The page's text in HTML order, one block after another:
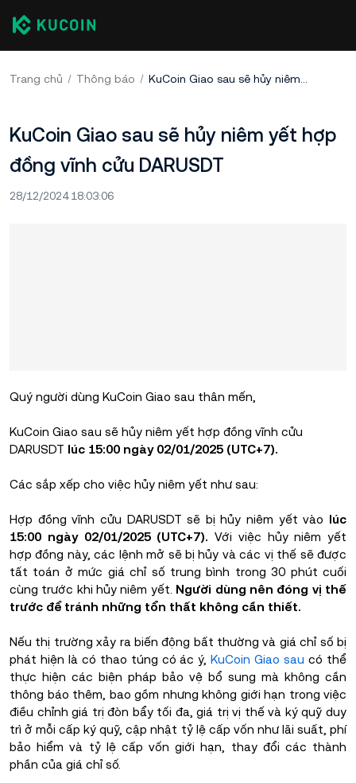
Trang chủ Thông báo KuCoin Giao sau sẽ hủy niêm yết hợp đồng vĩnh cửu DARUSDT
KuCoin Giao sau sẽ hủy niêm yết hợp
đồng vĩnh cửu DARUSDT
28/12/2024 18:03:06
Quý người dùng KuCoin Giao sau thân mến,
KuCoin Giao sau sẽ hủy niêm yết hợp đồng vĩnh cửu
DARUSDT lúc 15:00 ngày 02/01/2025 (UTC+7).
Các sắp xếp cho việc hủy niêm yết như sau:
Hợp đồng vĩnh cửu DARUSDT sẽ bị hủy niêm yết vào lúc
15:00 ngày 02/01/2025 (UTC+7). Với việc hủy niêm yết
hợp đồng này, các lệnh mở sẽ bị hủy và các vị thế sẽ được
tất toán ở mức giá chỉ số trung bình trong 30 phút cuối
cùng trước khi hủy niêm yết. Người dùng nên đóng vị thế
trước để tránh những tổn thất không cần thiết.
Nếu thị trường xảy ra biến động bất thường và giá chỉ số bị
phát hiện là có thao túng có ác ý,KuCoin Giao sau có thể
thực hiện các biện pháp bảo vệ bổ sung mà không cần
thông báo thêm, bao gồm nhưng không giới hạn trong việc
điều chỉnh giá trị đòn bẩy tối đa, giá trị vị thế và ký quỹ duy
trì ở mỗi cấp ký quỹ, cập nhật tỷ lệ cấp vốn như lãi suất, phí
bảo hiểm và tỷ lệ cấp vốn giới hạn, thay đổi các thành
phần của giá chỉ số.